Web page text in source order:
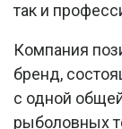
так и
Компания
бренд,
с одной
рыболовных